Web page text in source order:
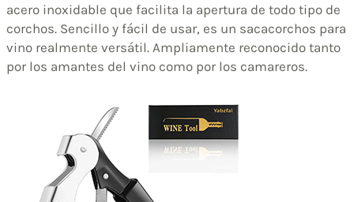
acero inoxidable que facilita la apertura de todo tipo de
corchos. Sencillo y fácil de usar, es un sacacorchos para
vino realmente versátil. Ampliamente reconocido tanto
por los amantes del vino como por los camareros.